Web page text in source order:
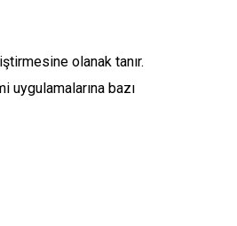
olanak tanır.
uygulamalarına bazı